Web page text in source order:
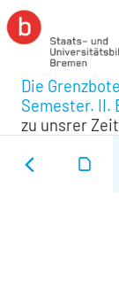
Die
Semester. II.
zu unsrer